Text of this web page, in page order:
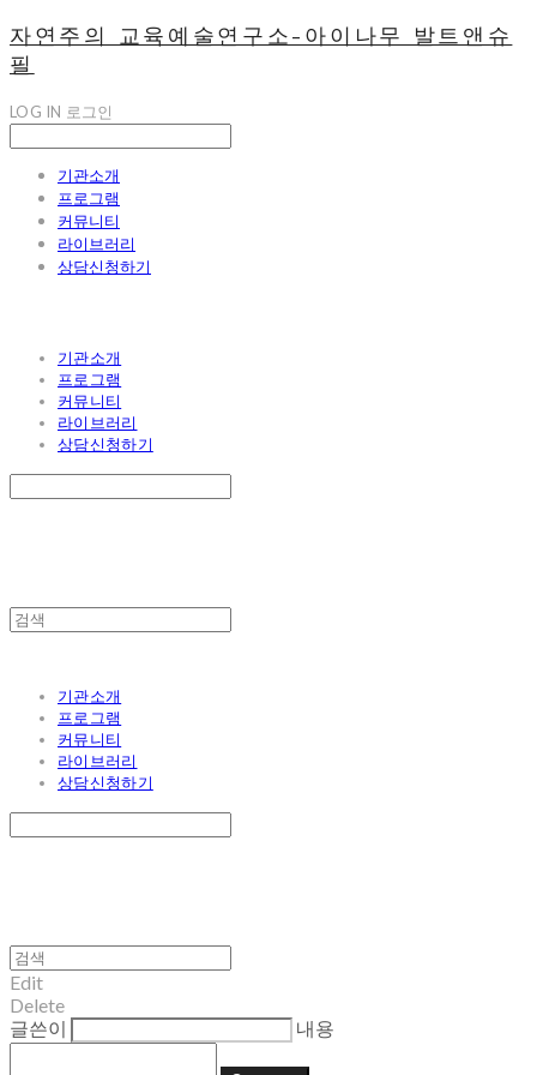
자연주의 교육예술연구소-아이나무 발트앤슈
필
LOG IN 로그인
기관소개
프로그램
커뮤니티
라이브러리
상담신청하기
기관소개
프로그램
커뮤니티
라이브러리
상담신청하기
기관소개
프로그램
커뮤니티
라이브러리
상담신청하기
Edit
Delete
글쓴이
내용